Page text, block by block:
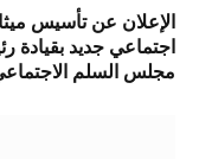
الإعلان عن تأسيس
اجتماعي جديد بقيادة
مجلس السلم